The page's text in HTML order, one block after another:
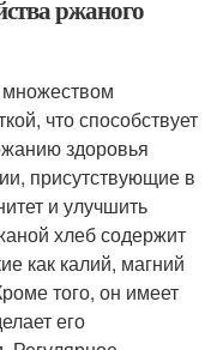
ржаного
множеством
что способствует
здоровья
присутствующие в
и улучшить
хлеб содержит
как калий, магний
того, он имеет
его